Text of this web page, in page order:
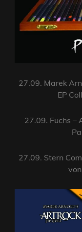
27.09. Marek
EP
27.09. Fuchs –
27.09. Stern